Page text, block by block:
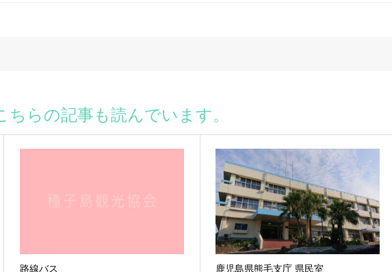
らの記事も読んでいます。
路線バス 鹿児島県熊毛支庁 県民室